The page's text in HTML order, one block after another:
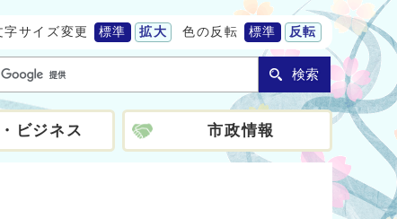
字サイズ変更 標準 拡大 色の反転 標準 反転
検索
ビジネス 市政情報